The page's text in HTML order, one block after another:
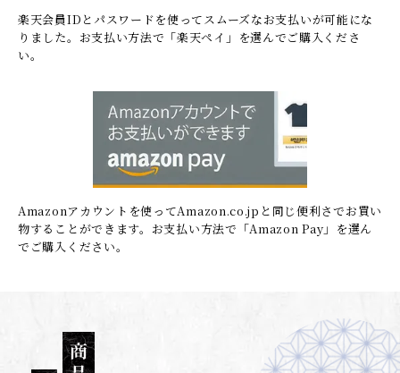
楽天会員IDとパスワードを使ってスムーズなお支払いが可能にな
りました。 お支払い方法で「楽天ペイ」を選んでご購入くださ
い。
Amazonアカウントを使ってAmazon.co.jpと同じ便利さでお買い
物することができます。 お支払い方法で「Amazon Pay」を選ん
でご購入ください。